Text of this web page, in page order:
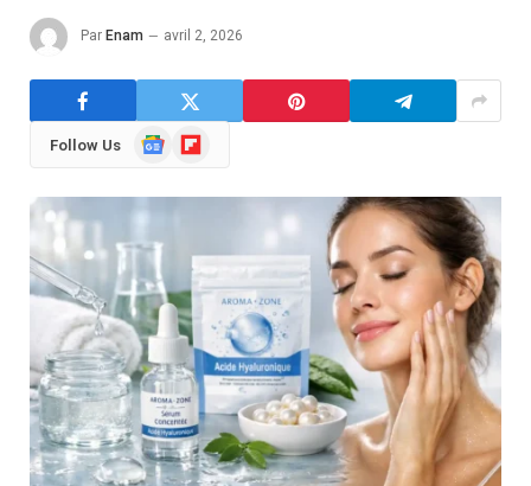
Par Enam avril 2, 2026
Follow Us
GoogleFlipboard